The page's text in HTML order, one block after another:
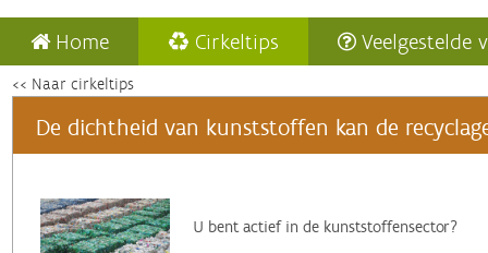
Home Cirkeltips Veelgestelde
<< Naar cirkeltips
De dichtheid van kunststoffen kan de
U bent actief in de kunststoffensector?